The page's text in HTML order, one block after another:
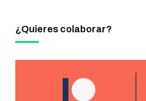
¿Quieres colaborar?